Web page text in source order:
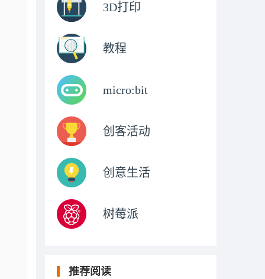
3D打印
教程
micro:bit
创客活动
创意生活
树莓派
推荐阅读